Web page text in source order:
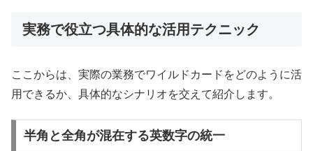
実務で役立つ具体的な活用テクニック
ここからは、実際の業務でワイルドカードをどのように活
用できるか、具体的なシナリオを交えて紹介します。
半角と全角が混在する英数字の統一